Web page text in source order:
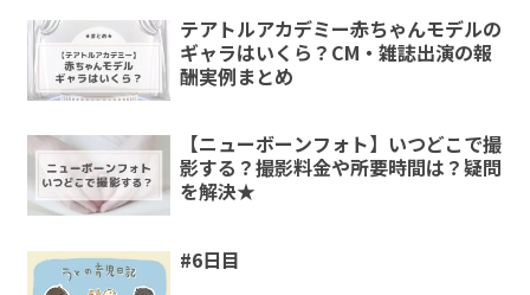
テアトルアカデミー赤ちゃんモデルの
ギャラはいくら？CM・雑誌出演の報
酬実例まとめ
【ニューボーンフォト】いつどこで撮
影する？撮影料金や所要時間は？疑問
を解決★
#6日目